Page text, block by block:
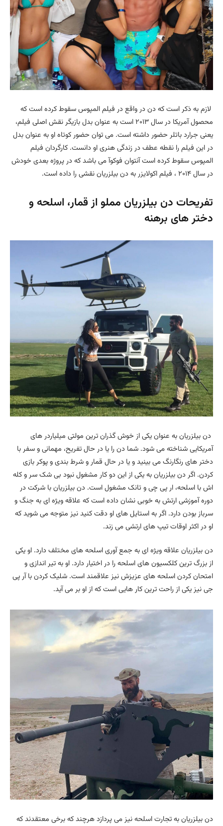
لازم به ذکر است که دن در واقع در فیلم المپوس سقوط کرده است که
محصول آمریکا در سال ۲۰۱۳ است به عنوان بدل بازیگر نقش اصلی فیلم،
یعنی جرارد باتلر حضور داشته است. می توان حضور کوتاه او به عنوان بدل
در این فیلم را نقطه عطف در زندگی هنری او دانست. کارگردان فیلم
المپوس سقوط کرده است آنتوان فوکوآ می باشد که در پروژه بعدی خودش
در سال ۲۰۱۴ ، فیلم اکولایزر به دن بیلزریان نقشی را داده است.
تفریحات دن بیلزریان مملو از قمار، اسلحه و
دختر های برهنه
دن بیلزریان به عنوان یکی از خوش گذران ترین مولتی میلیاردر های
آمریکایی شناخته می شود. شما دن را یا در حال تفریح، مهمانی و سفر با
دختر های رنگارنگ می بینید و یا در حال قمار و شرط بندی و پوکر بازی
کردن. اگر دن بیلزریان به یکی از این دو کار مشغول نبود بی شک سر و کله
اش با اسلحه، ار پی چی و تانک مشغول است. دن بیلزریان با شرکت در
دوره آموزشی ارتش به خوبی نشان داده است که علاقه ویژه ای به جنگ و
سرباز بودن دارد. اگر به استایل های او دقت کنید نیز متوجه می شوید که
او در اکثر اوقات تیپ های ارتشی می زند.
دن بیلزریان علاقه ویژه ای به جمع آوری اسلحه های مختلف دارد. او یکی
از بزرگ ترین کلکسیون های اسلحه را در اختیار دارد. او به تیر اندازی و
امتحان کردن اسلحه های عزیزش نیز علاقمند است. شلیک کردن با آر پی
جی نیز یکی از راحت ترین کار هایی است که از او بر می آید.
دن بیلزریان به تجارت اسلحه نیز می پردازد هرچند که برخی معتقدند که